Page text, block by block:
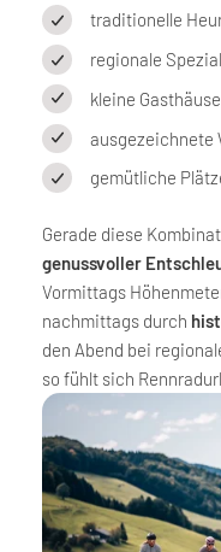
traditionelle
regionale
kleine
ausgezeichnete
gemütliche
Gerade diese
genussvoller
Vormittags
nachmittags durch
den Abend bei
so fühlt sich